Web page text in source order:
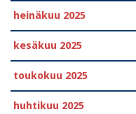
heinäkuu 2025
kesäkuu 2025
toukokuu 2025
huhtikuu 2025